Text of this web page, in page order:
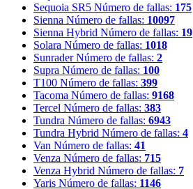
Sequoia SR5 Número de fallas: 175
Sienna Número de fallas: 10097
Sienna Hybrid Número de fallas: 19
Solara Número de fallas: 1018
Sunrader Número de fallas: 2
Supra Número de fallas: 100
T100 Número de fallas: 399
Tacoma Número de fallas: 9168
Tercel Número de fallas: 383
Tundra Número de fallas: 6943
Tundra Hybrid Número de fallas: 4
Van Número de fallas: 41
Venza Número de fallas: 715
Venza Hybrid Número de fallas: 7
Yaris Número de fallas: 1146